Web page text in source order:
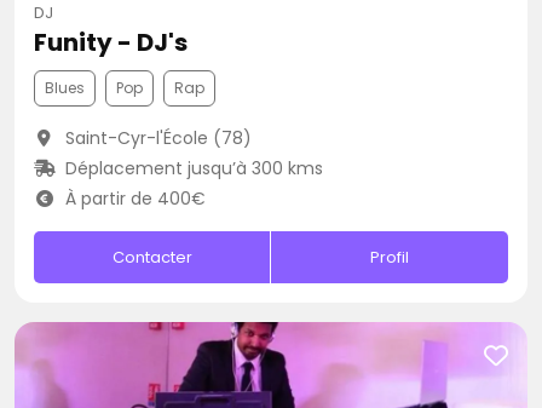
DJ
Funity - DJ's
Blues Pop Rap
Saint-Cyr-l'École (78)
Déplacement jusqu’à 300 kms
À partir de 400€
Contacter Profil